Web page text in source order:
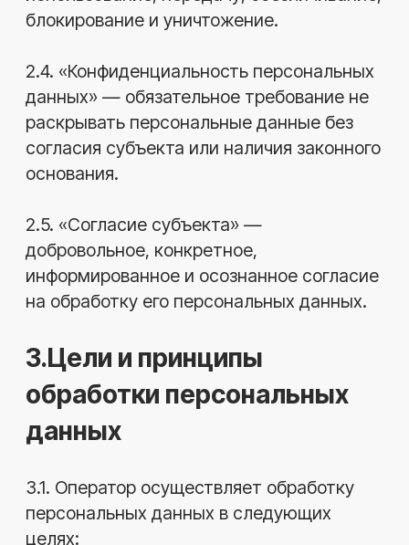
для обеспечения работы и улучшения
функционала Сайта;
предоставляемых услуг;
3.2. При обработке персональных данных
Оператор придерживается следующих
принципов:
обработки;
конкретных, заранее заявленных
недопустимость обработки данных, не
соответствующих заявленным целям;
достоверность, достаточность и
актуальность данных;
принятие мер по обеспечению
безопасности;
уничтожение данных после
достижения целей обработки.
4.Правовые основания
обработки
4.1. Правовыми основаниями обработки
персональных данных являются: